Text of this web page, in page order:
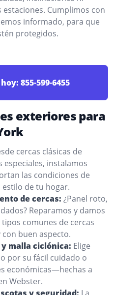
Cumplimos con
informado, para que
protegidos.
855-599-6455
exteriores para
cercas clásicas de
instalamos
las condiciones de
de tu hogar.
de cercas: ¿Panel roto,
Reparamos y damos
comunes de cercas
buen aspecto.
malla ciclónica: Elige
por su fácil cuidado o
económicas—hechas a
Webster.